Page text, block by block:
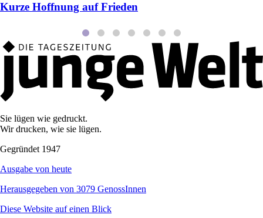
Kurze Hoffnung auf Frieden
Sie lügen wie gedruckt.
Wir drucken, wie sie lügen.
Gegründet 1947
Ausgabe von heute
Herausgegeben von 3079 GenossInnen
Diese Website auf einen Blick